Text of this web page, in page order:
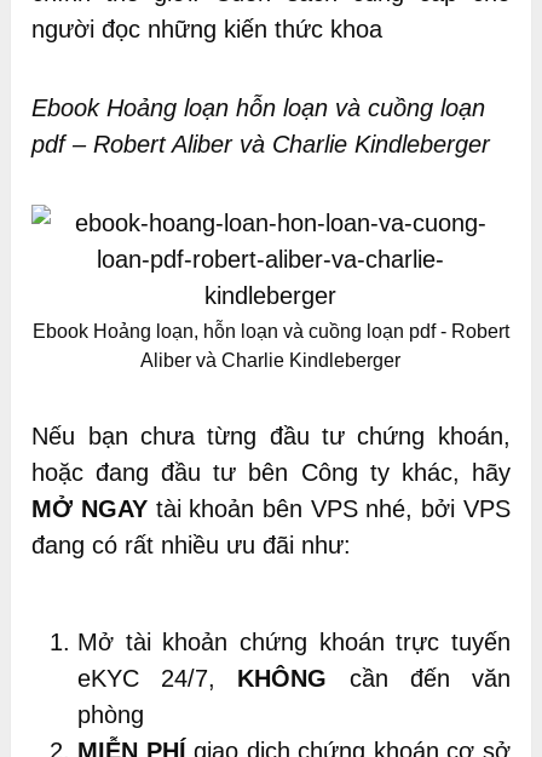
người đọc những kiến thức khoa
Ebook Hoảng loạn hỗn loạn và cuồng loạn
pdf – Robert Aliber và Charlie Kindleberger
Ebook Hoảng loạn, hỗn loạn và cuồng loạn pdf - Robert
Aliber và Charlie Kindleberger
Nếu bạn chưa từng đầu tư chứng khoán,
hoặc đang đầu tư bên Công ty khác, hãy
MỞ NGAYtài khoản bên VPS nhé, bởi VPS
đang có rất nhiều ưu đãi như:
Mở tài khoản chứng khoán trực tuyến
eKYC 24/7, KHÔNG cần đến văn
phòng
MIỄN PHÍ giao dịch chứng khoán cơ sở